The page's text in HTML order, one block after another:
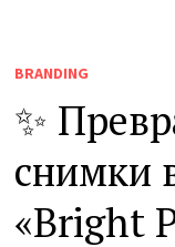
BRANDING
✨
снимки
«Bright